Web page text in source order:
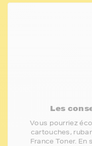
Les
Vous pourriez
cartouches,
France Toner.